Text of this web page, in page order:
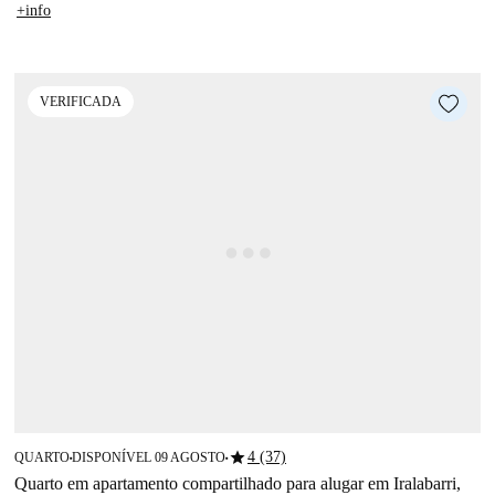
+info
VERIFICADA
QUARTO■DISPONÍVEL 09 AGOSTO■star4 (37)
Quarto em apartamento compartilhado para alugar em Iralabarri,